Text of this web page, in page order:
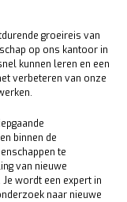
groeireis van
op ons kantoor in
kunnen leren en een
verbeteren van onze
binnen de
te
van nieuwe
wordt een expert in
naar nieuwe